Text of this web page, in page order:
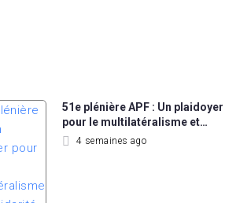
51e plénière APF : Un plaidoyer
pour le multilatéralisme et…
4 semaines ago